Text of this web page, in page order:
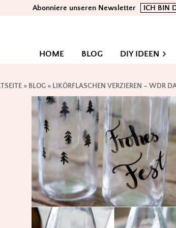
Abonniere unseren Newsletter ICH BIN
HOME BLOG DIY IDEEN
» BLOG » LIKÖRFLASCHEN VERZIEREN – WDR